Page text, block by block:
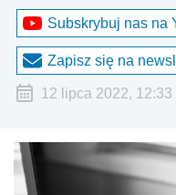
Subskrybuj nas na
Zapisz się na
12 lipca 2022, 12:33